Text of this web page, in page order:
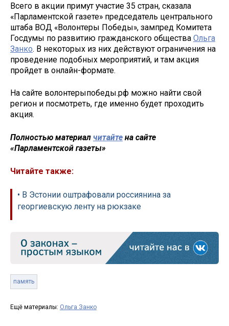
Всего в акции примут участие 35 стран, сказала
«Парламентской газете» председатель центрального
штаба ВОД «Волонтеры Победы», зампред Комитета
Госдумы по развитию гражданского общества Ольга
Занко. В некоторых из них действуют ограничения на
проведение подобных мероприятий, и там акция
пройдет в онлайн-формате.
На сайте волонтерыпобеды.рф можно найти свой
регион и посмотреть, где именно будет проходить
акция.
Полностью материал читайте на сайте
«Парламентской газеты»
Читайте также:
• В Эстонии оштрафовали россиянина за
георгиевскую ленту на рюкзаке
память
Ещё материалы: Ольга Занко